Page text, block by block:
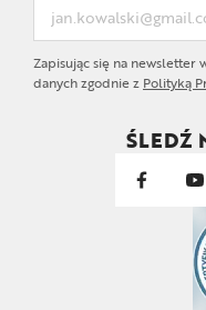
Zapisując się na newsletter
danych zgodnie z Polityką
ŚLEDŹ